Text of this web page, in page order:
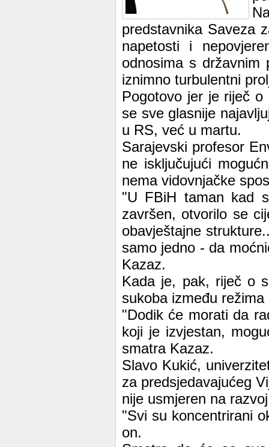
predstavnika Saveza
napetosti i
odnosima s državnim
iznimno turbulentni
Pogotovo jer je riječ
se sve glasnije
u RS, već u martu.
Sarajevski profesor
ne isključujući
nema vidovnjačke
"U FBiH taman kad
završen, otvorilo se
obavještajne
samo jedno - da
Kazaz.
Kada je, pak, riječ o
sukoba između režima
"Dodik će morati da
koji je izvjestan,
smatra Kazaz.
Slavo Kukić,
za predsjedavajućeg
nije usmjeren na
"Svi su koncentrirani
on.